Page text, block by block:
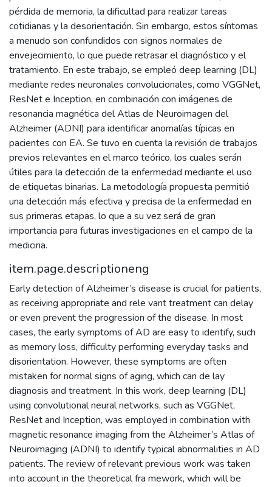
pérdida de memoria, la dificultad para realizar tareas
cotidianas y la desorientación. Sin embargo, estos síntomas
a menudo son confundidos con signos normales de
envejecimiento, lo que puede retrasar el diagnóstico y el
tratamiento. En este trabajo, se empleó deep learning (DL)
mediante redes neuronales convolucionales, como VGGNet,
ResNet e Inception, en combinación con imágenes de
resonancia magnética del Atlas de Neuroimagen del
Alzheimer (ADNI) para identificar anomalías típicas en
pacientes con EA. Se tuvo en cuenta la revisión de trabajos
previos relevantes en el marco teórico, los cuales serán
útiles para la detección de la enfermedad mediante el uso
de etiquetas binarias. La metodología propuesta permitió
una detección más efectiva y precisa de la enfermedad en
sus primeras etapas, lo que a su vez será de gran
importancia para futuras investigaciones en el campo de la
medicina.
item.page.descriptioneng
Early detection of Alzheimer’s disease is crucial for patients,
as receiving appropriate and rele vant treatment can delay
or even prevent the progression of the disease. In most
cases, the early symptoms of AD are easy to identify, such
as memory loss, difficulty performing everyday tasks and
disorientation. However, these symptoms are often
mistaken for normal signs of aging, which can de lay
diagnosis and treatment. In this work, deep learning (DL)
using convolutional neural networks, such as VGGNet,
ResNet and Inception, was employed in combination with
magnetic resonance imaging from the Alzheimer’s Atlas of
Neuroimaging (ADNI) to identify typical abnormalities in AD
patients. The review of relevant previous work was taken
into account in the theoretical fra mework, which will be